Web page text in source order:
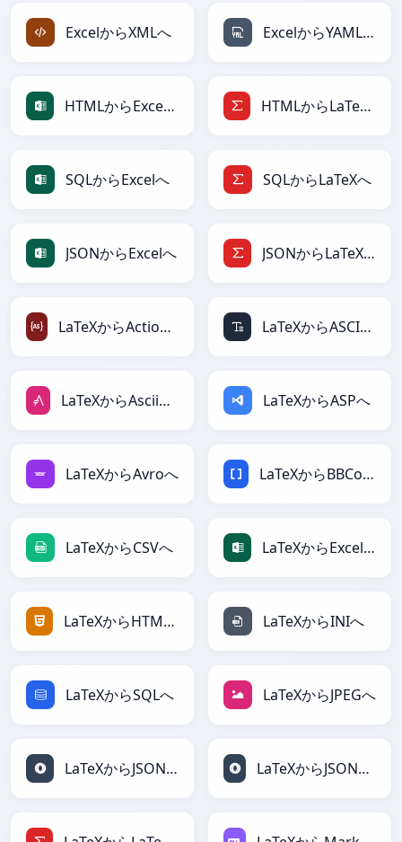
ExcelからXMLへ ExcelからYAMLへ
HTMLからExcelへ HTMLからLaTeXへ
SQLからExcelへ SQLからLaTeXへ
JSONからExcelへ JSONからLaTeXへ
LaTeXからActionScriptへ LaTeXからASCIIへ
LaTeXからAsciiDocへ LaTeXからASPへ
LaTeXからAvroへ LaTeXからBBCodeへ
LaTeXからCSVへ LaTeXからExcelへ
LaTeXからHTMLへ LaTeXからINIへ
LaTeXからSQLへ LaTeXからJPEGへ
LaTeXからJSONへ LaTeXからJSONLinesへ